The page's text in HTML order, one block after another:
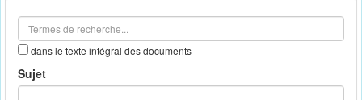
dans le texte intégral des documents
Sujet